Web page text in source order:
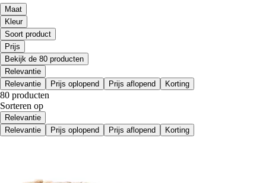
Maat
Kleur
Soort product
Prijs
Bekijk de 80 producten
Relevantie
Relevantie
Prijs oplopend Prijs aflopend Korting
80 producten
Sorteren op
Relevantie
Relevantie
Prijs oplopend Prijs aflopend Korting